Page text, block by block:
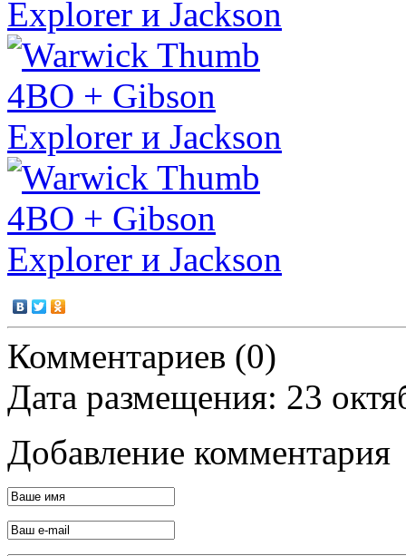
Комментариев (0)
Дата размещения: 23
Добавление комментария